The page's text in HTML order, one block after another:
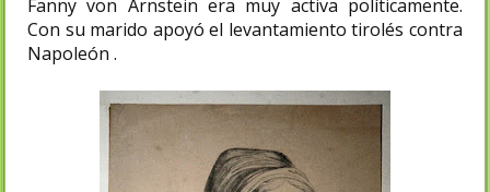
Fanny von Arnstein era muy activa políticamente.
Con su marido apoyó el levantamiento tirolés contra
Napoleón .